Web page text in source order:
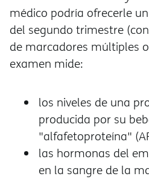
médico podría ofrecerle un
del segundo trimestre
de marcadores múltiples
examen mide:
los niveles de una
producida por su
"alfafetoproteína"
las hormonas del
en la sangre de la